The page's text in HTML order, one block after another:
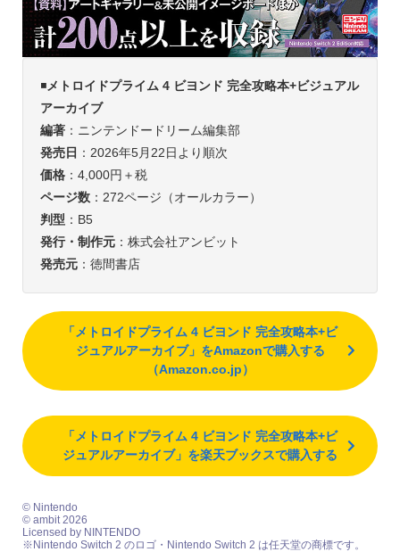
◾️メトロイドプライム 4 ビヨンド 完全攻略本+ビジュアル
アーカイブ
編著：ニンテンドードリーム編集部
発売日 ：2026年5月22日より順次
価格：4,000円＋税
ページ数：272ページ（オールカラー）
判型 ：B5
発行・制作元：株式会社アンビット
発売元：徳間書店
「メトロイドプライム 4 ビヨンド 完全攻略本+ビ
ジュアルアーカイブ」をAmazonで購入する
（Amazon.co.jp）
「メトロイドプライム 4 ビヨンド 完全攻略本+ビ
ジュアルアーカイブ」を楽天ブックスで購入する
© Nintendo
© ambit 2026
Licensed by NINTENDO
※Nintendo Switch 2 のロゴ・Nintendo Switch 2 は任天堂の商標です。